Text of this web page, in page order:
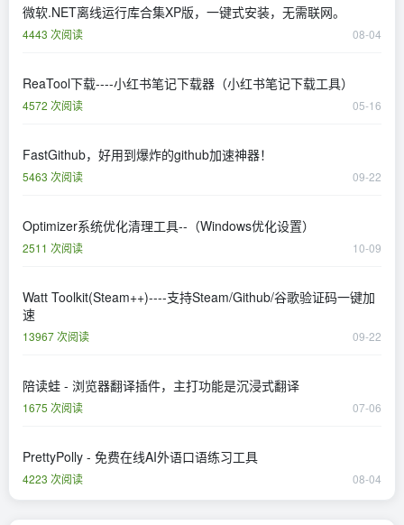
微软.NET离线运行库合集XP版，一键式安装，无需联网。
4443 次阅读 08-04
ReaTool下载----小红书笔记下载器（小红书笔记下载工具）
4572 次阅读 05-16
FastGithub，好用到爆炸的github加速神器！
5463 次阅读 09-22
Optimizer系统优化清理工具--（Windows优化设置）
2511 次阅读 10-09
Watt Toolkit(Steam++)----支持Steam/Github/谷歌验证码一键加
速
13967 次阅读 09-22
陪读蛙 - 浏览器翻译插件，主打功能是沉浸式翻译
1675 次阅读 07-06
PrettyPolly - 免费在线AI外语口语练习工具
4223 次阅读 08-04